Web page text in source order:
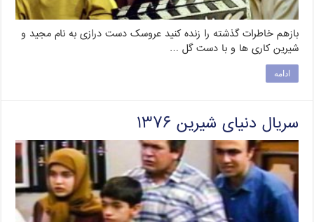
بازهم خاطرات گذشته را زنده کنید عروسک دست درازی به نام مجید و
شیرین کاری ها و با دست گل …
ادامه
سریال دنیای شیرین ۱۳۷۶